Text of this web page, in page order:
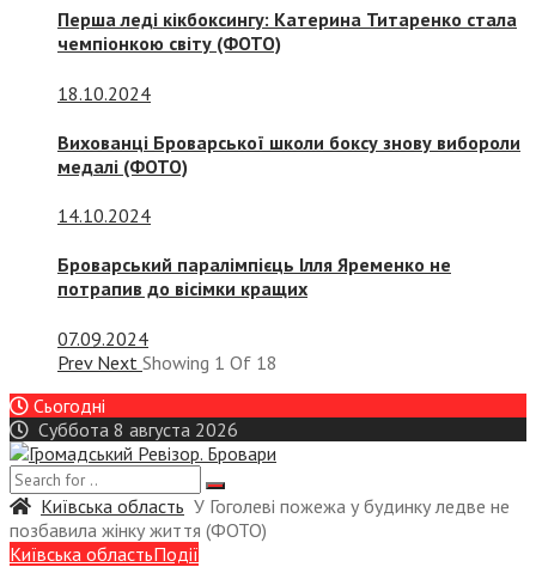
Перша леді кікбоксингу: Катерина Титаренко стала
чемпіонкою світу (ФОТО)
18.10.2024
Вихованці Броварської школи боксу знову вибороли
медалі (ФОТО)
14.10.2024
Броварський паралімпієць Ілля Яременко не
потрапив до вісімки кращих
07.09.2024
Prev Next Showing 1 Of 18
Сьогодні
Суббота 8 августа 2026
Київська область У Гоголеві пожежа у будинку ледве не
позбавила жінку життя (ФОТО)
Київська областьПодії